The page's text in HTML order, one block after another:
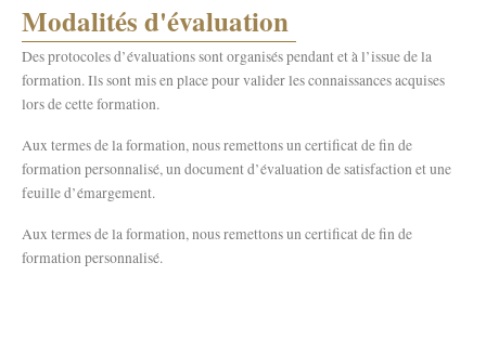
Modalités d'évaluation
Des protocoles d’évaluations sont organisés pendant et à l’issue de la
formation. Ils sont mis en place pour valider les connaissances acquises
lors de cette formation.
Aux termes de la formation, nous remettons un certificat de fin de
formation personnalisé, un document d’évaluation de satisfaction et une
feuille d’émargement.
Aux termes de la formation, nous remettons un certificat de fin de
formation personnalisé.